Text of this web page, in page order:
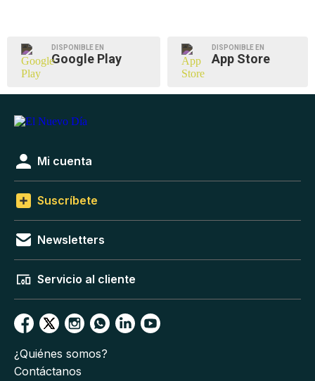
DISPONIBLE EN
Google Play
DISPONIBLE EN
App Store
Mi cuenta
Suscríbete
Newsletters
Servicio al cliente
¿Quiénes somos?
Contáctanos